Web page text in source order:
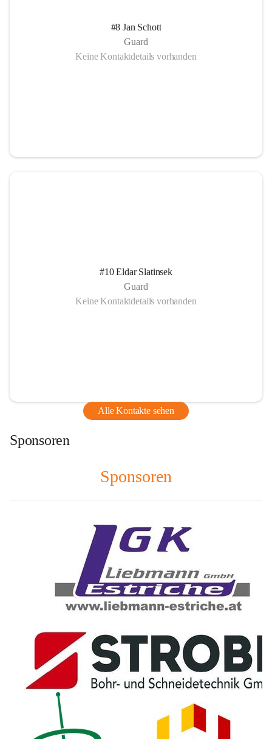
#8 Jan Schott
Guard
Keine Kontaktdetails vorhanden
#10 Eldar Slatinsek
Guard
Keine Kontaktdetails vorhanden
Alle Kontakte sehen
Sponsoren
Sponsoren